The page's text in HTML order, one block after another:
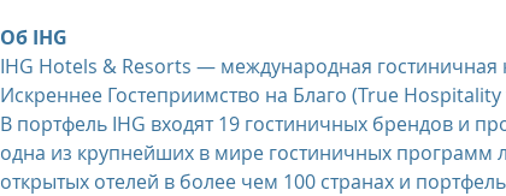
Об IHG
IHG Hotels & Resorts — международная
Искреннее Гостеприимство на Благо (True
В портфель IHG входят 19 гостиничных брендов и
одна из крупнейших в мире гостиничных программ
открытых отелей в более чем 100 странах и